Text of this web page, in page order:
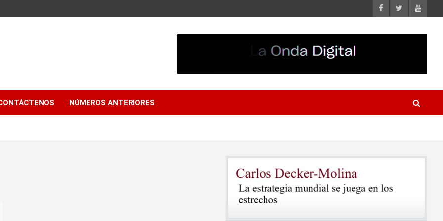
NÚMEROS ANTERIORES